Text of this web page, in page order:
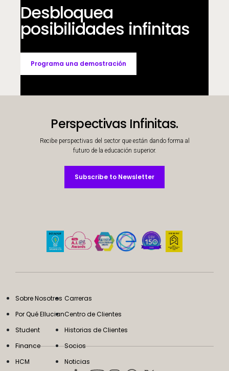
Desbloquea
posibilidades infinitas
Programa una demostración
Perspectivas Infinitas.
Recibe perspectivas del sector que están dando forma al
futuro de la educación superior.
Subscribe to Newsletter
Subscribe to Newsletter
Sobre Nosotros
Por Qué Ellucian
Student
Finance
HCM
Carreras
Centro de Clientes
Historias de Clientes
Socios
Noticias